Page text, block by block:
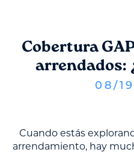
Cobertura
arrendados:
08/ 19
Cuando estás
arrendamiento, hay